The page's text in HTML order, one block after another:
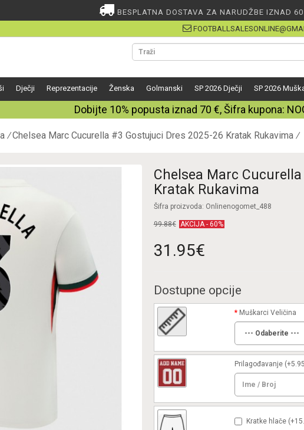
BESPLATNA DOSTAVA ZA NARUDŽBE IZNAD
Dječji Reprezentacije Ženska Golmanski SP 2026 Dječji SP 2026
Dobijte 10% popusta iznad 70 €, Šifra kupona:
Chelsea Marc Cucurella #3 Gostujuci Dres 2025-26 Kratak Rukavima
Chelsea Marc
Kratak Rukavima
Šifra proizvoda: Onlinenogomet_488
99.88€ AKCIJA - 60%
31.95€
Dostupne opcije
Muškarci Veličina
Prilagođavanje
Kratke hlače